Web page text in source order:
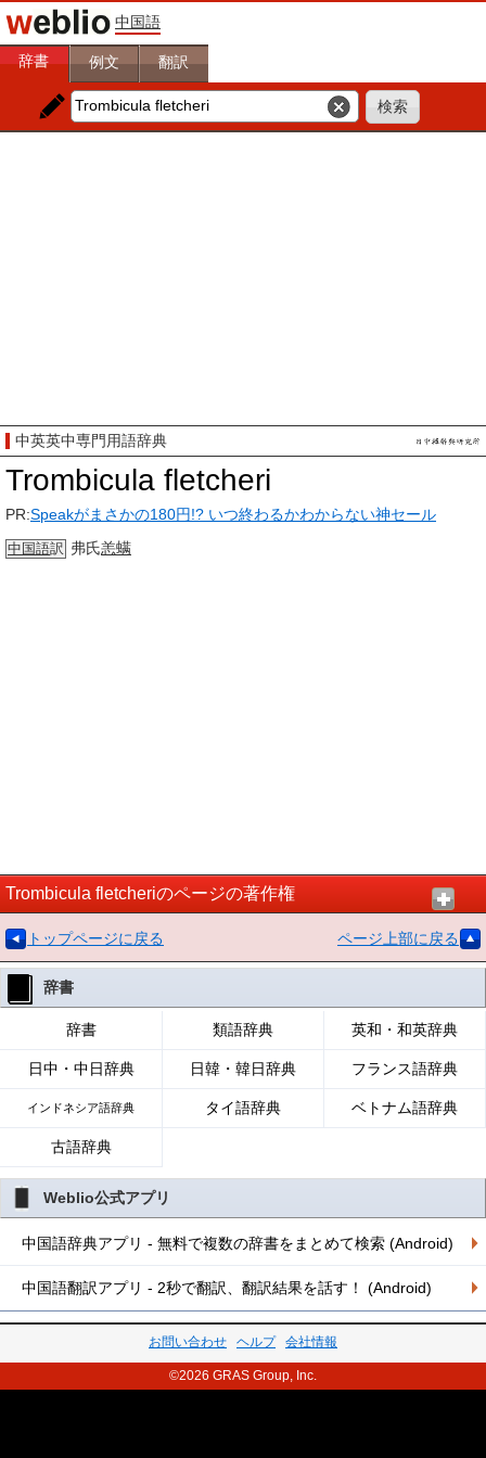
中国語
辞書 例文 翻訳
中英英中専門用語辞典
Trombicula fletcheri
PR:Speakがまさかの180円!? いつ終わるかわからない神セール
中国語訳 弗氏恙螨
Trombicula fletcheriのページの著作権
トップページに戻る ページ上部に戻る
辞書
辞書 類語辞典 英和・和英辞典
日中・中日辞典 日韓・韓日辞典 フランス語辞典
インドネシア語辞典 タイ語辞典 ベトナム語辞典
古語辞典
Weblio公式アプリ
中国語辞典アプリ - 無料で複数の辞書をまとめて検索 (Android)
中国語翻訳アプリ - 2秒で翻訳、翻訳結果を話す！ (Android)
お問い合わせ ヘルプ 会社情報
©2026 GRAS Group, Inc.